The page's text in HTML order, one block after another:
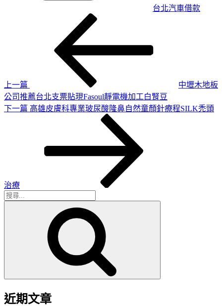
台北汽車借款
上一篇
中壢木地板
公司推薦台北支票貼現Fasoul靜電機加工白腎豆
下
下一篇 高雄皮膚科專業玻尿酸隆鼻自然童顏針療程SILK禿頭
治療
搜
近期文章